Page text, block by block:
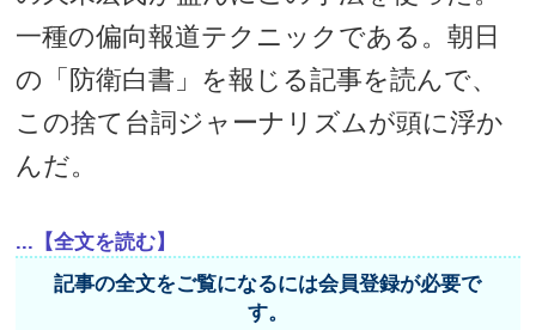
一種の偏向報道テクニックである。朝日
の「防衛白書」を報じる記事を読んで、
この捨て台詞ジャーナリズムが頭に浮か
んだ。
...【全文を読む】
記事の全文をご覧になるには会員登録が必要で
す。